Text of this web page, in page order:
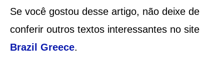
Se você gostou desse artigo, não deixe de
conferir outros textos interessantes no site
Brazil Greece.